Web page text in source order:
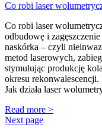
Co robi laser
Co robi laser
odbudowę i
naskórka – czyli
metod laserowych,
stymulując produkcję
okresu
Jak działa laser
Read more >
Next page